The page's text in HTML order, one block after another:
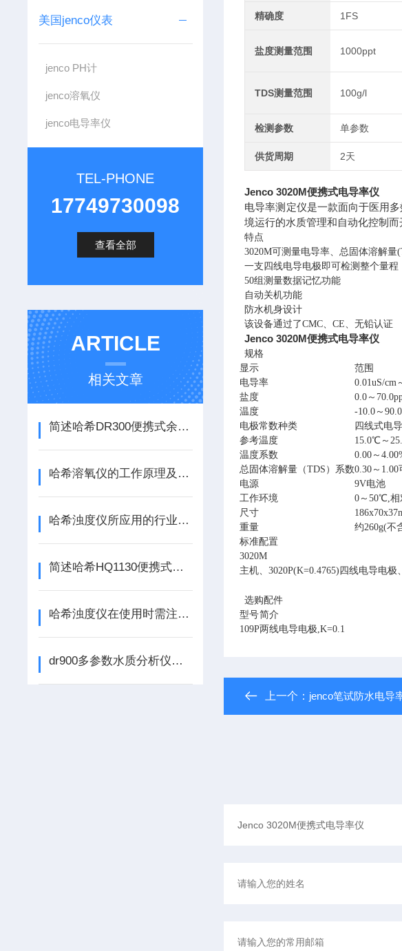
美国jenco仪表
jenco PH计
jenco溶氧仪
jenco电导率仪
TEL-PHONE
17749730098
查看全部
ARTICLE
相关文章
简述哈希DR300便携式余氯分析仪的常见问题相应解决方法
哈希溶氧仪的工作原理及所具备的优点介绍
哈希浊度仪所应用的行业及常见故障处理方法介绍
简述哈希HQ1130便携式溶氧仪的规范操作流程
哈希浊度仪在使用时需注意的要点
dr900多参数水质分析仪优势
精确度 1FS
盐度测量范围 1000ppt
TDS测量范围 100g/l
检测参数 单参数
供货周期 2天
Jenco 3020M便携式电导率仪
电导率测定仪是一款面向于医用
境运行的水质管理和自动化控制
特点
3020M可测量电导率、总固体溶解量
一支四线电导电极即可检测整个量
50组测量数据记忆功能
自动关机功能
防水机身设计
该设备通过了CMC、CE、无铅认证
Jenco 3020M便携式电导率仪
规格
显示
范围
电导率
0.01uS/cm
盐度
0.0～
温度
-10.0～
电极常数种类
四线式电
参考温度
15.0℃～
温度系数
0.00～
总固体溶解量（TDS）系数0.30～
电源
9V电池
工作环境
0～50℃,相
尺寸
重量
约260g(不
标准配置
3020M
主机、3020P(K=0.4765)四线电导电
选购配件
型号简介
109P两线电导电极,K=0.1
上一个： jenco笔试防水电导